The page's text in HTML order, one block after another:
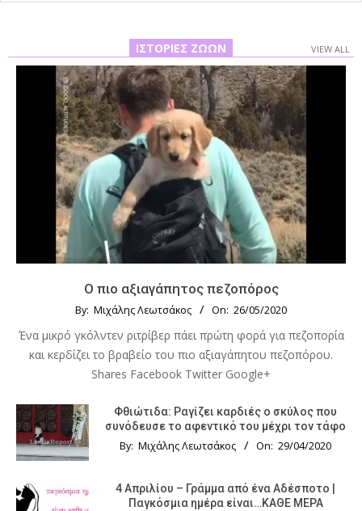
ΙΣΤΟΡΊΕΣ ΖΏΩΝ VIEW ALL
Ο πιο αξιαγάπητος πεζοπόρος
By: Μιχάλης Λεωτσάκος On: 26/05/2020
Ένα μικρό γκόλντεν ριτρίβερ πάει πρώτη φορά για πεζοπορία
και κερδίζει το βραβείο του πιο αξιαγάπητου πεζοπόρου.
Shares Facebook Twitter Google+
Φθιώτιδα: Ραγίζει καρδιές ο σκύλος που
συνόδευσε το αφεντικό του μέχρι τον τάφο
By: Μιχάλης Λεωτσάκος On: 29/04/2020
4 Απριλίου – Γράμμα από ένα Αδέσποτο |
Παγκόσμια ημέρα είναι…ΚΑΘΕ ΜΕΡΑ